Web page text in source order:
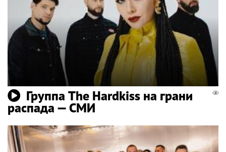
Группа The Hardkiss на грани
распада — СМИ